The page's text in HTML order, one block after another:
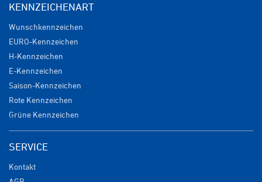
KENNZEICHENART
Wunschkennzeichen
EURO-Kennzeichen
H-Kennzeichen
E-Kennzeichen
Saison-Kennzeichen
Rote Kennzeichen
Grüne Kennzeichen
SERVICE
Kontakt